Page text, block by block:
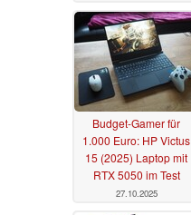
Budget-Gamer für
1.000 Euro: HP Victus
15 (2025) Laptop mit
RTX 5050 im Test
27.10.2025